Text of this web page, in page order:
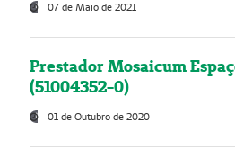
07 de Maio de 2021
Prestador Mosaicum
(51004352-0)
01 de Outubro de 2020